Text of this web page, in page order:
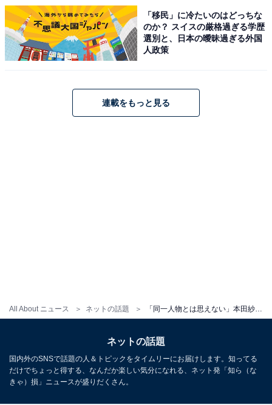
All About ニュース ネットの話題 「同一人物とは思えない」本田紗来、“いつもと雰囲気違う”美脚モデルショットに反響「ヤバっ魅力的すぎる」
「移民」に冷たいのはどっちな
のか？ スイスの厳格過ぎる学歴
選別と、日本の曖昧過ぎる外国
人政策
連載をもっと見る
ネットの話題
国内外のSNSで話題の人＆トピックをタイムリーにお届けします。知ってる
だけでちょっと得する、なんだか楽しい気分になれる、ネット発「知ら（な
きゃ）損」ニュースが盛りだくさん。